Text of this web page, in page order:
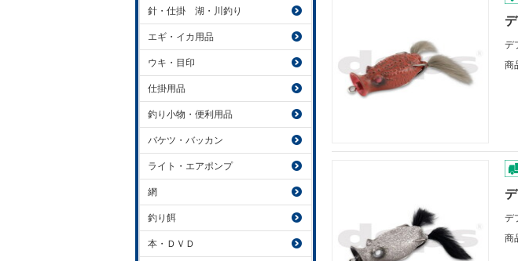
デ
商
デ
商
針・仕掛 湖・川釣り
エギ・イカ用品
ウキ・目印
仕掛用品
釣り小物・便利用品
バケツ・バッカン
ライト・エアポンプ
網
釣り餌
本・ＤＶＤ